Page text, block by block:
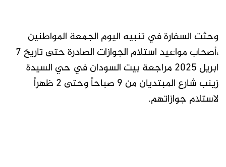
وحثت السفارة في تنبيه اليوم الجمعة المواطنين
،أصحاب مواعيد استلام الجوازات الصادرة حتى تاريخ 7
ابريل 2025 مراجعة بيت السودان في حي السيدة
زينب شارع المبتديان من 9 صباحاً وحتى 2 ظهراً
لاستلام جوازاتهم.